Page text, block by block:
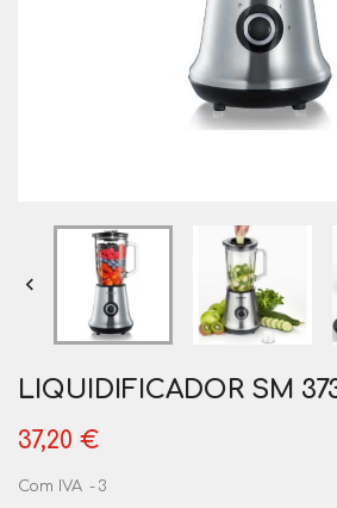

LIQUIDIFICADOR SM
37,20 €
Com IVA 3